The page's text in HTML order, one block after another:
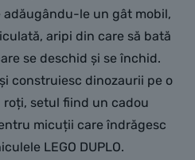
adăugându-le un gât mobil,
aripi din care să bată
se deschid și se închid.
construiesc dinozaurii pe o
roți, setul fiind un cadou
micuții care îndrăgesc
LEGO DUPLO.